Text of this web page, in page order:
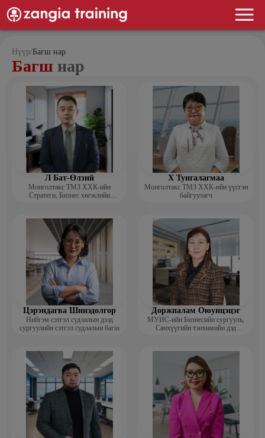
Нүүр/Багш нар
Багш нар
Л Бат-Өлзий
Монголтакс ТМЗ ХХК-ийн
Стратеги, Бизнес хөгжлийн
Х Тунгалагмаа
Монголтакс ТМЗ ХХК-ийн үүсгэн
байгуулагч
Цэрэндагва Шинэдолгор
Нийгэм сэтгэл судлалын дээд
сургуулийн сэтгэл судлалын багш
Доржпалам Оюунцэцэг
МУИС-ийн Бизнесийн сургууль,
Санхүүгийн тэнхимийн дэд